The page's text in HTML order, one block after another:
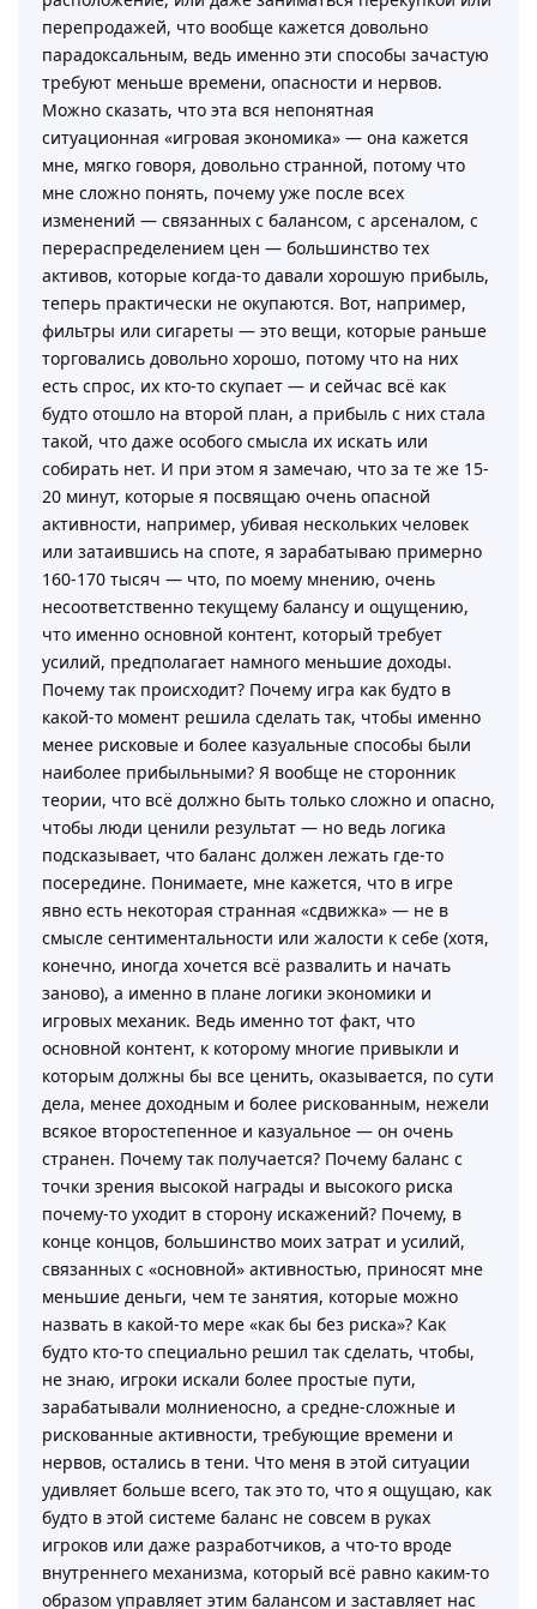
перепродажей, что вообще кажется довольно
парадоксальным, ведь именно эти способы зачастую
требуют меньше времени, опасности и нервов.
Можно сказать, что эта вся непонятная
ситуационная «игровая экономика» — она кажется
мне, мягко говоря, довольно странной, потому что
мне сложно понять, почему уже после всех
изменений — связанных с балансом, с арсеналом, с
перераспределением цен — большинство тех
активов, которые когда-то давали хорошую прибыль,
теперь практически не окупаются. Вот, например,
фильтры или сигареты — это вещи, которые раньше
торговались довольно хорошо, потому что на них
есть спрос, их кто-то скупает — и сейчас всё как
будто отошло на второй план, а прибыль с них стала
такой, что даже особого смысла их искать или
собирать нет. И при этом я замечаю, что за те же 15-
20 минут, которые я посвящаю очень опасной
активности, например, убивая нескольких человек
или затаившись на споте, я зарабатываю примерно
160-170 тысяч — что, по моему мнению, очень
несоответственно текущему балансу и ощущению,
что именно основной контент, который требует
усилий, предполагает намного меньшие доходы.
Почему так происходит? Почему игра как будто в
какой-то момент решила сделать так, чтобы именно
менее рисковые и более казуальные способы были
наиболее прибыльными? Я вообще не сторонник
теории, что всё должно быть только сложно и опасно,
чтобы люди ценили результат — но ведь логика
подсказывает, что баланс должен лежать где-то
посередине. Понимаете, мне кажется, что в игре
явно есть некоторая странная «сдвижка» — не в
смысле сентиментальности или жалости к себе (хотя,
конечно, иногда хочется всё развалить и начать
заново), а именно в плане логики экономики и
игровых механик. Ведь именно тот факт, что
основной контент, к которому многие привыкли и
которым должны бы все ценить, оказывается, по сути
дела, менее доходным и более рискованным, нежели
всякое второстепенное и казуальное — он очень
странен. Почему так получается? Почему баланс с
точки зрения высокой награды и высокого риска
почему-то уходит в сторону искажений? Почему, в
конце концов, большинство моих затрат и усилий,
связанных с «основной» активностью, приносят мне
меньшие деньги, чем те занятия, которые можно
назвать в какой-то мере «как бы без риска»? Как
будто кто-то специально решил так сделать, чтобы,
не знаю, игроки искали более простые пути,
зарабатывали молниеносно, а средне-сложные и
рискованные активности, требующие времени и
нервов, остались в тени. Что меня в этой ситуации
удивляет больше всего, так это то, что я ощущаю, как
будто в этой системе баланс не совсем в руках
игроков или даже разработчиков, а что-то вроде
внутреннего механизма, который всё равно каким-то
образом управляет этим балансом и заставляет нас